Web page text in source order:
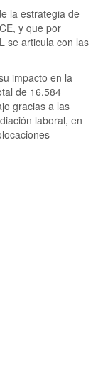
la estrategia de
y que por
se articula con las
impacto en la
de 16.584
gracias a las
laboral, en